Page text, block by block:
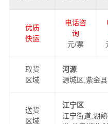
运输方式，以此来降低从
提高由河源发货到江宁区
供更加优质完善的一站式
优质
快运
电话咨
询
元/票
取货
区域
河源
源城区,紫金
送货
区域
江宁区
江宁街道,湖